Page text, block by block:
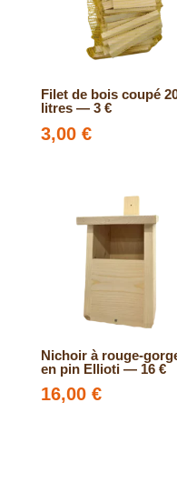
rectangulaire
Filet de bois coupé
litres — 3 €
3,00 €
Nichoir à rouge-
en pin Ellioti — 16 €
16,00 €